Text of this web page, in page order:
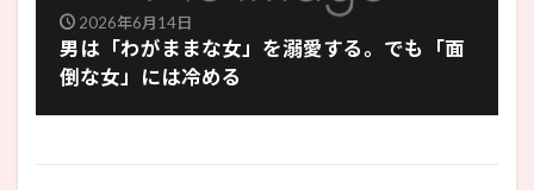
2026年6月14日
男は「わがままな女」を溺愛する。でも「面
倒な女」には冷める